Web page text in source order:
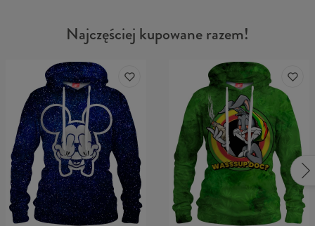
Najczęściej kupowane razem!